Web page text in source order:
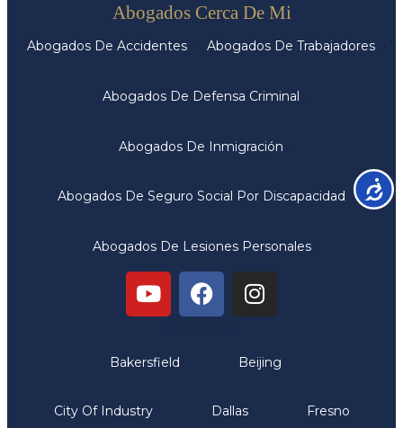
Abogados Cerca De Mi
Abogados De Accidentes Abogados De Trabajadores
Abogados De Defensa Criminal
Abogados De Inmigración
Abogados De Seguro Social Por Discapacidad
Abogados De Lesiones Personales
Bakersfield Beijing
City Of Industry Dallas Fresno